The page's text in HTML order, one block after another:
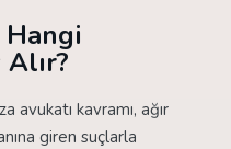
Hangi
avukatı kavramı, ağır
giren suçlarla